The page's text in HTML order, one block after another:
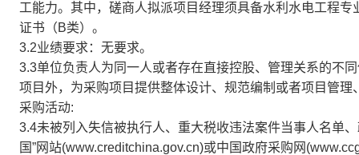
工能力。其中，磋商人拟派项目经理须具备水利水电工程
证书（B类）。
3.2业绩要求：无要求。
3.3单位负责人为同一人或者存在直接控股、管理关系的不
项目外，为采购项目提供整体设计、规范编制或者项目管
采购活动:
3.4未被列入失信被执行人、重大税收违法案件当事人名单
国”网站(www.creditchina.gov.cn)或中国政府采购网